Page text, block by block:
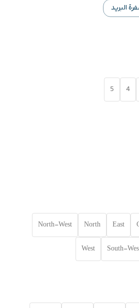
البريد
4
5
East
North
North-West
South-
West